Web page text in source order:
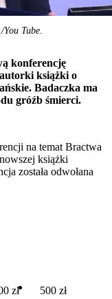
Tube.
konferencję
książki o
Badaczka ma
gróźb śmierci.
na temat Bractwa
książki
została odwołana
zł 500 zł